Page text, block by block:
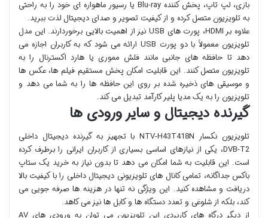
بازی، لپ تاپ، پخش کننده Blu-ray یا رسیور ماهواره ای خود را به راحتی
به تلویزیون متصل کرده و از کیفیت تصویر و صدای دیجیتال لذت ببرید.
علاوه بر HDMI، پورت های USB نیز از اهمیت بالایی برخوردارند. این مدل
تلویزیون معمولاً با دو پورت USB ارائه می شود که به کاربران اجازه می
دهد تا حافظه های جانبی مانند فلش مموری یا هارد اکسترنال را به
تلویزیون متصل کنند. این قابلیت امکان پخش مستقیم فیلم ها، عکس ها
و موسیقی های ذخیره شده بر روی این حافظه ها را به شما می دهد و
تلویزیون را به یک مدیا پلیر کارآمد تبدیل می کند.
گیرنده دیجیتال و سایر ورودی ها
تلویزیون نکسار NTV-H43T418N با تجهیز به گیرنده دیجیتال داخلی
DVB-T2، یکی از نیازهای اساسی بسیاری از کاربران ایرانی را برطرف کرده
است. این قابلیت به شما امکان می دهد تا بدون نیاز به خرید یک ستاپ
باکس جداگانه، تمامی کانال های تلویزیونی دیجیتال داخلی را با کیفیت بالا
دریافت و مشاهده کنید. این ویژگی نه تنها در هزینه ها صرفه جویی می
کند، بلکه از شلوغی و تعدد دستگاه ها و کابل ها نیز می کاهد.
از دیگر درگاه های کاربردی این تلویزیون می توان به ورودی های AV